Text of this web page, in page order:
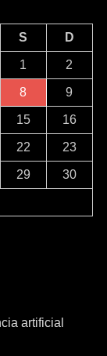
S D
1 2
8 9
15 16
22 23
29 30
artificial